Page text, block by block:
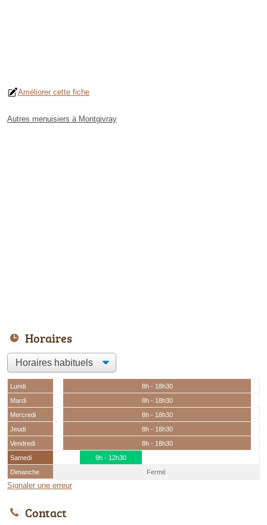
Améliorer cette fiche
Autres menuisiers à Montgivray
Horaires
Lundi
8h - 18h30
Mardi
8h - 18h30
Mercredi
8h - 18h30
Jeudi
8h - 18h30
Vendredi
8h - 18h30
Samedi
9h - 12h30
Dimanche
Fermé
Signaler une erreur
Contact